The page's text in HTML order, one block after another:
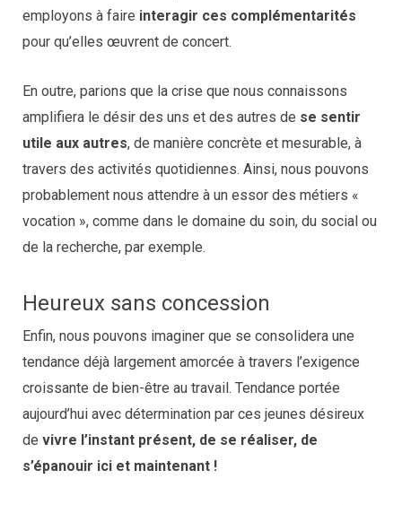
employons à faire interagir ces complémentarités
pour qu’elles œuvrent de concert.
En outre, parions que la crise que nous connaissons
amplifiera le désir des uns et des autres de se sentir
utile aux autres, de manière concrète et mesurable, à
travers des activités quotidiennes. Ainsi, nous pouvons
probablement nous attendre à un essor des métiers «
vocation », comme dans le domaine du soin, du social ou
de la recherche, par exemple.
Heureux sans concession
Enfin, nous pouvons imaginer que se consolidera une
tendance déjà largement amorcée à travers l’exigence
croissante de bien-être au travail. Tendance portée
aujourd’hui avec détermination par ces jeunes désireux
de vivre l’instant présent, de se réaliser, de
s’épanouir ici et maintenant !